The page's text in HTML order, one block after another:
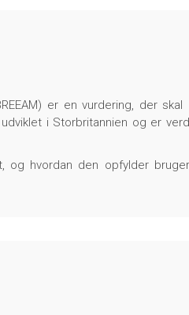
er en vurdering, der skal
i Storbritannien og er
og hvordan den opfylder